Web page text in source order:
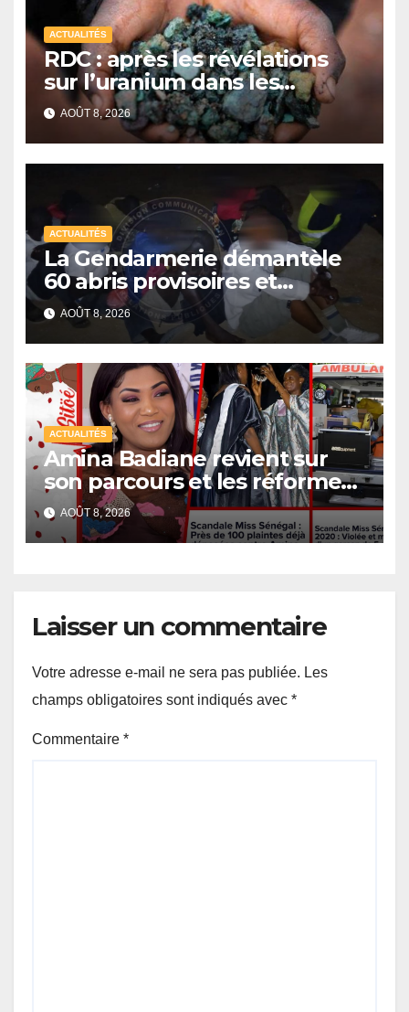
ACTUALITÉS
RDC : après les révélations
sur l’uranium dans les
exportations de cobalt,
Kinshasa lance une
campagne de vérification
AOÛT 8, 2026
ACTUALITÉS
La Gendarmerie démantèle
60 abris provisoires et
interpelle 27 personnes
AOÛT 8, 2026
ACTUALITÉS
Amina Badiane revient sur
son parcours et les réformes
de Miss Sénégal
AOÛT 8, 2026
Laisser un commentaire
Votre adresse e-mail ne sera pas publiée. Les
champs obligatoires sont indiqués avec *
Commentaire *